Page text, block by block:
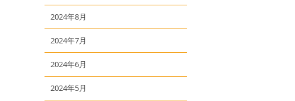
2024年8月
2024年7月
2024年6月
2024年5月